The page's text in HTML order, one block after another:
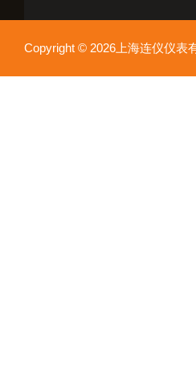
Copyright © 2026上海连仪仪